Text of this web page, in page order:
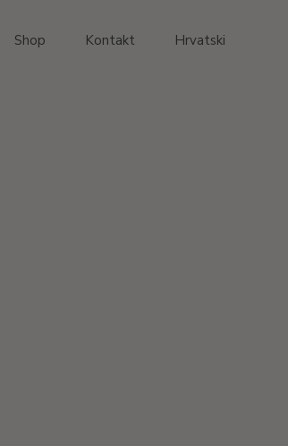
Shop Kontakt Hrvatski